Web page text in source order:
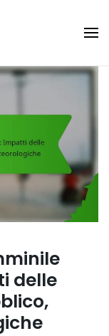
delle